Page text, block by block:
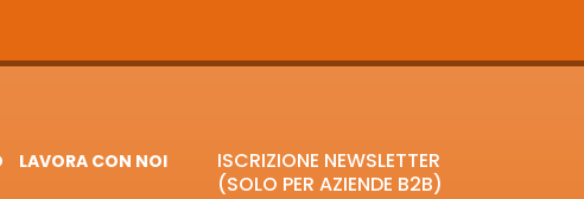
LAVORA CON NOI
ISCRIZIONE NEWSLETTER
(SOLO PER AZIENDE B2B)